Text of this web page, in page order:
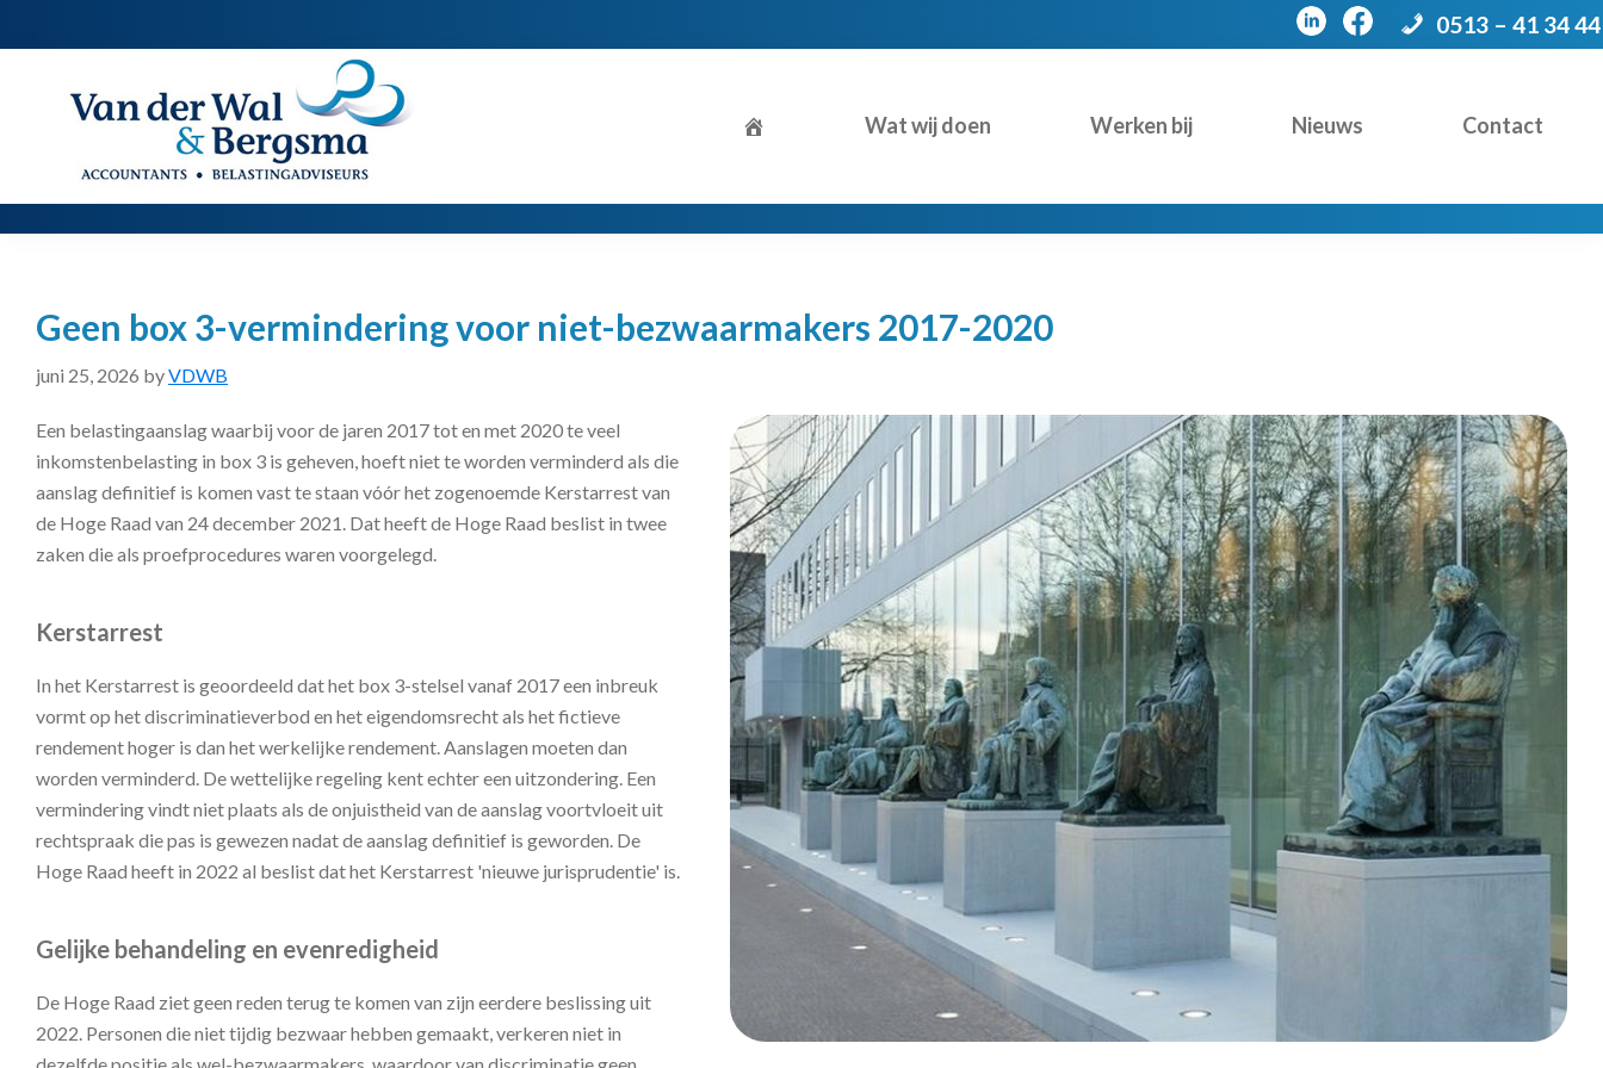
hoofdnavigatie
hoofd
voettekst
0513 – 41 34 44
Van
der
Accountants
|
Wat wij doen Werken bij Nieuws Contact
Geen box 3-vermindering voor niet-bezwaarmakers 2017-2020
juni 25, 2026 byVDWB
Een belastingaanslag waarbij voor de jaren 2017 tot en met 2020 te veel
inkomstenbelasting in box 3 is geheven, hoeft niet te worden verminderd als die
aanslag definitief is komen vast te staan vóór het zogenoemde Kerstarrest van
de Hoge Raad van 24 december 2021. Dat heeft de Hoge Raad beslist in twee
zaken die als proefprocedures waren voorgelegd.
Kerstarrest
In het Kerstarrest is geoordeeld dat het box 3-stelsel vanaf 2017 een inbreuk
vormt op het discriminatieverbod en het eigendomsrecht als het fictieve
rendement hoger is dan het werkelijke rendement. Aanslagen moeten dan
worden verminderd. De wettelijke regeling kent echter een uitzondering. Een
vermindering vindt niet plaats als de onjuistheid van de aanslag voortvloeit uit
rechtspraak die pas is gewezen nadat de aanslag definitief is geworden. De
Hoge Raad heeft in 2022 al beslist dat het Kerstarrest 'nieuwe jurisprudentie' is.
Gelijke behandeling en evenredigheid
De Hoge Raad ziet geen reden terug te komen van zijn eerdere beslissing uit
2022. Personen die niet tijdig bezwaar hebben gemaakt, verkeren niet in